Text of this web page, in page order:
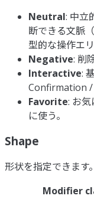
Neutral: 中立
断できる文脈
型的な操作エ
Negative: 削
Interactive:
Confirmation /
Favorite: お
に使う。
Shape
形状を指定できます。
Modifier